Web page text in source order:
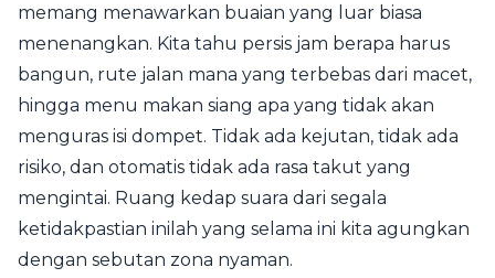
memang menawarkan buaian yang luar biasa
menenangkan. Kita tahu persis jam berapa harus
bangun, rute jalan mana yang terbebas dari macet,
hingga menu makan siang apa yang tidak akan
menguras isi dompet. Tidak ada kejutan, tidak ada
risiko, dan otomatis tidak ada rasa takut yang
mengintai. Ruang kedap suara dari segala
ketidakpastian inilah yang selama ini kita agungkan
dengan sebutan zona nyaman.